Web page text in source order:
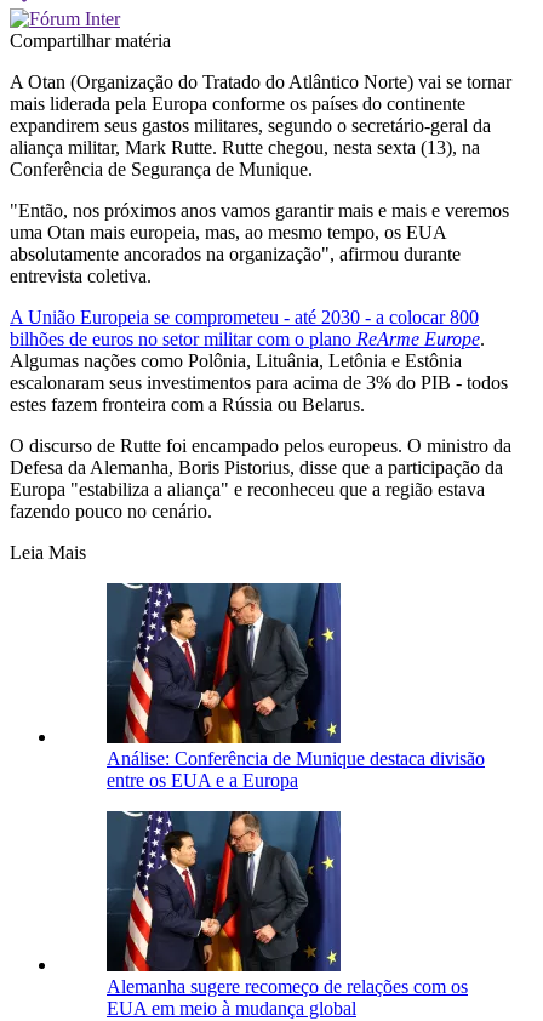
Compartilhar matéria
A Otan (Organização do Tratado do Atlântico Norte) vai se tornar
mais liderada pela Europa conforme os países do continente
expandirem seus gastos militares, segundo o secretário-geral da
aliança militar, Mark Rutte. Rutte chegou, nesta sexta (13), na
Conferência de Segurança de Munique.
"Então, nos próximos anos vamos garantir mais e mais e veremos
uma Otan mais europeia, mas, ao mesmo tempo, os EUA
absolutamente ancorados na organização", afirmou durante
entrevista coletiva.
A União Europeia se comprometeu - até 2030 - a colocar 800
bilhões de euros no setor militar com o plano ReArme Europe.
Algumas nações como Polônia, Lituânia, Letônia e Estônia
escalonaram seus investimentos para acima de 3% do PIB - todos
estes fazem fronteira com a Rússia ou Belarus.
O discurso de Rutte foi encampado pelos europeus. O ministro da
Defesa da Alemanha, Boris Pistorius, disse que a participação da
Europa "estabiliza a aliança" e reconheceu que a região estava
fazendo pouco no cenário.
Leia Mais
Análise: Conferência de Munique destaca divisão
entre os EUA e a Europa
Alemanha sugere recomeço de relações com os
EUA em meio à mudança global